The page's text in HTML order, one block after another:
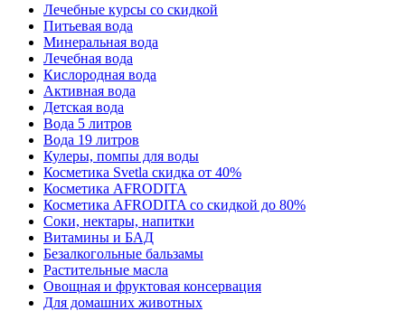
Лечебные курсы со скидкой
Питьевая вода
Минеральная вода
Лечебная вода
Кислородная вода
Активная вода
Детская вода
Вода 5 литров
Вода 19 литров
Кулеры, помпы для воды
Косметика Svetla скидка от 40%
Косметика AFRODITA
Косметика AFRODITA со скидкой до 80%
Соки, нектары, напитки
Витамины и БАД
Безалкогольные бальзамы
Растительные масла
Овощная и фруктовая консервация
Для домашних животных